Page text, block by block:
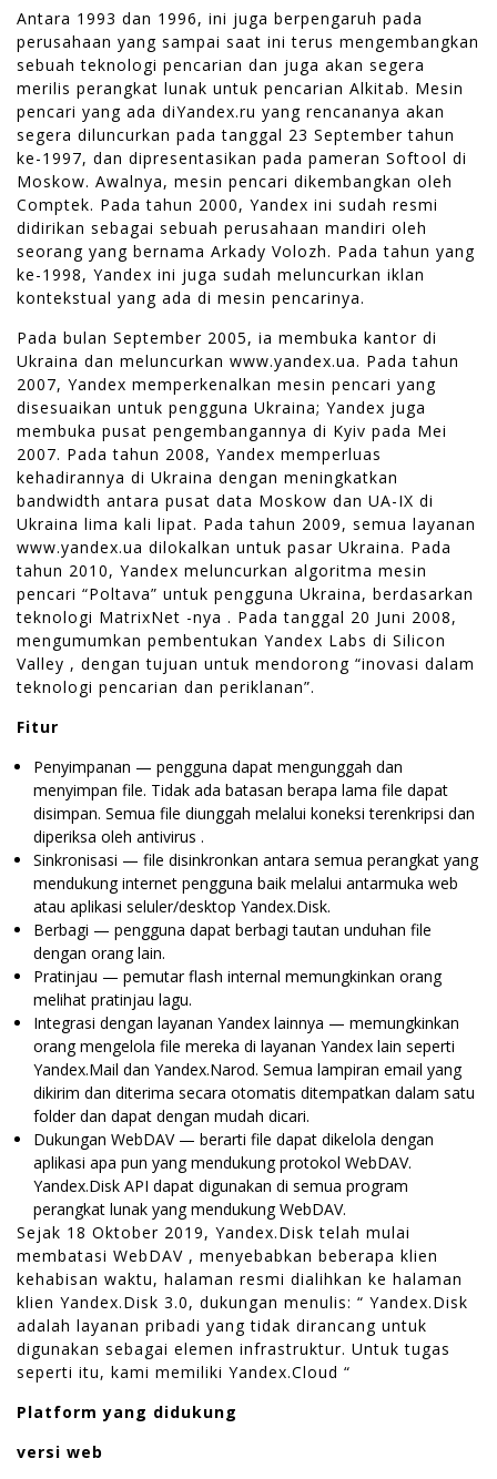
Antara 1993 dan 1996, ini juga berpengaruh pada
perusahaan yang sampai saat ini terus mengembangkan
sebuah teknologi pencarian dan juga akan segera
merilis perangkat lunak untuk pencarian Alkitab. Mesin
pencari yang ada diYandex.ru yang rencananya akan
segera diluncurkan pada tanggal 23 September tahun
ke-1997, dan dipresentasikan pada pameran Softool di
Moskow. Awalnya, mesin pencari dikembangkan oleh
Comptek. Pada tahun 2000, Yandex ini sudah resmi
didirikan sebagai sebuah perusahaan mandiri oleh
seorang yang bernama Arkady Volozh. Pada tahun yang
ke-1998, Yandex ini juga sudah meluncurkan iklan
kontekstual yang ada di mesin pencarinya.
Pada bulan September 2005, ia membuka kantor di
Ukraina dan meluncurkan www.yandex.ua. Pada tahun
2007, Yandex memperkenalkan mesin pencari yang
disesuaikan untuk pengguna Ukraina; Yandex juga
membuka pusat pengembangannya di Kyiv pada Mei
2007. Pada tahun 2008, Yandex memperluas
kehadirannya di Ukraina dengan meningkatkan
bandwidth antara pusat data Moskow dan UA-IX di
Ukraina lima kali lipat. Pada tahun 2009, semua layanan
www.yandex.ua dilokalkan untuk pasar Ukraina. Pada
tahun 2010, Yandex meluncurkan algoritma mesin
pencari “Poltava” untuk pengguna Ukraina, berdasarkan
teknologi MatrixNet -nya . Pada tanggal 20 Juni 2008,
mengumumkan pembentukan Yandex Labs di Silicon
Valley , dengan tujuan untuk mendorong “inovasi dalam
teknologi pencarian dan periklanan”.
Fitur
Penyimpanan — pengguna dapat mengunggah dan
menyimpan file. Tidak ada batasan berapa lama file dapat
disimpan. Semua file diunggah melalui koneksi terenkripsi dan
diperiksa oleh antivirus .
Sinkronisasi — file disinkronkan antara semua perangkat yang
mendukung internet pengguna baik melalui antarmuka web
atau aplikasi seluler/desktop Yandex.Disk.
Berbagi — pengguna dapat berbagi tautan unduhan file
dengan orang lain.
Pratinjau — pemutar flash internal memungkinkan orang
melihat pratinjau lagu.
Integrasi dengan layanan Yandex lainnya — memungkinkan
orang mengelola file mereka di layanan Yandex lain seperti
Yandex.Mail dan Yandex.Narod. Semua lampiran email yang
dikirim dan diterima secara otomatis ditempatkan dalam satu
folder dan dapat dengan mudah dicari.
Dukungan WebDAV — berarti file dapat dikelola dengan
aplikasi apa pun yang mendukung protokol WebDAV.
Yandex.Disk API dapat digunakan di semua program
perangkat lunak yang mendukung WebDAV.
Sejak 18 Oktober 2019, Yandex.Disk telah mulai
membatasi WebDAV , menyebabkan beberapa klien
kehabisan waktu, halaman resmi dialihkan ke halaman
klien Yandex.Disk 3.0, dukungan menulis: “ Yandex.Disk
adalah layanan pribadi yang tidak dirancang untuk
digunakan sebagai elemen infrastruktur. Untuk tugas
seperti itu, kami memiliki Yandex.Cloud “
Platform yang didukung
versi web